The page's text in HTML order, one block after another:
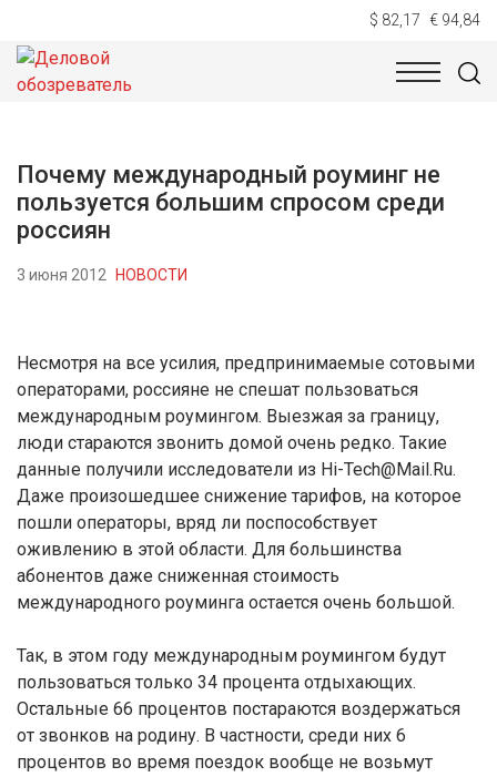
$ 82,17 € 94,84
НОВОСТИ
Почему международный роуминг не
пользуется большим спросом среди
россиян
3 июня 2012 НОВОСТИ
Несмотря на все усилия, предпринимаемые сотовыми
операторами, россияне не спешат пользоваться
международным роумингом. Выезжая за границу,
люди стараются звонить домой очень редко. Такие
данные получили исследователи из Hi-Tech@Mail.Ru.
Даже произошедшее снижение тарифов, на которое
пошли операторы, вряд ли поспособствует
оживлению в этой области. Для большинства
абонентов даже сниженная стоимость
международного роуминга остается очень большой.
Так, в этом году международным роумингом будут
пользоваться только 34 процента отдыхающих.
Остальные 66 процентов постараются воздержаться
от звонков на родину. В частности, среди них 6
процентов во время поездок вообще не возьмут